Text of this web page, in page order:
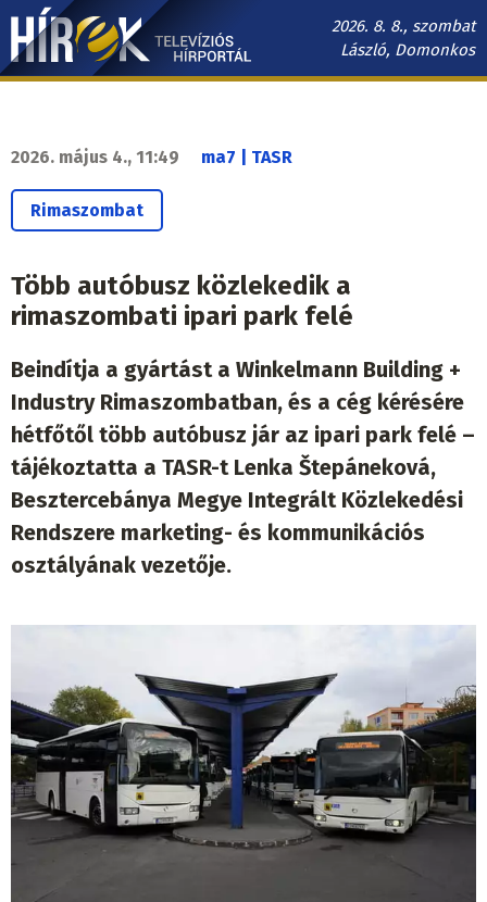
Ugrás
tartalomra
2026. 8. 8., szombat
László, Domonkos
Hírek.sk
navigáció
2026. május 4., 11:49 ma7 | TASR
Rimaszombat
Több autóbusz közlekedik a
rimaszombati ipari park felé
Beindítja a gyártást a Winkelmann Building +
Industry Rimaszombatban, és a cég kérésére
hétfőtől több autóbusz jár az ipari park felé –
tájékoztatta a TASR-t Lenka Štepáneková,
Besztercebánya Megye Integrált Közlekedési
Rendszere marketing- és kommunikációs
osztályának vezetője.